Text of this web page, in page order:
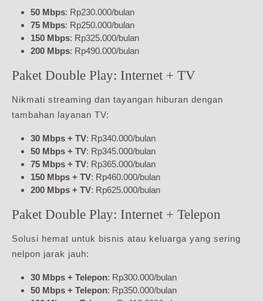
50 Mbps: Rp230.000/bulan
75 Mbps: Rp250.000/bulan
150 Mbps: Rp325.000/bulan
200 Mbps: Rp490.000/bulan
Paket Double Play: Internet + TV
Nikmati streaming dan tayangan hiburan dengan
tambahan layanan TV:
30 Mbps + TV: Rp340.000/bulan
50 Mbps + TV: Rp345.000/bulan
75 Mbps + TV: Rp365.000/bulan
150 Mbps + TV: Rp460.000/bulan
200 Mbps + TV: Rp625.000/bulan
Paket Double Play: Internet + Telepon
Solusi hemat untuk bisnis atau keluarga yang sering
nelpon jarak jauh:
30 Mbps + Telepon: Rp300.000/bulan
50 Mbps + Telepon: Rp350.000/bulan